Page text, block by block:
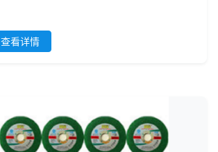
查看详情